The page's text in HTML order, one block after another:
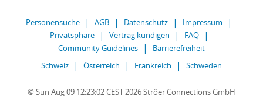
Personensuche AGB Datenschutz
Impressum
Privatsphäre
Vertrag kündigen
FAQ
Community Guidelines
Barrierefreiheit
Schweiz
Österreich Frankreich Schweden
© Sun Aug 09 12:23:02 CEST 2026 Ströer Connections GmbH